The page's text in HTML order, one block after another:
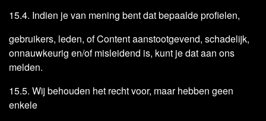
15.4. Indien je van mening bent dat bepaalde profielen,
gebruikers, leden, of Content aanstootgevend, schadelijk,
onnauwkeurig en/of misleidend is, kunt je dat aan ons
melden.
15.5. Wij behouden het recht voor, maar hebben geen
enkele